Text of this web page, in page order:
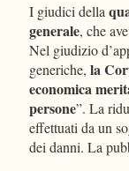
I giudici della
generale, che
Nel giudizio
generiche, la
economica
persone”. La
effettuati da un
dei danni. La